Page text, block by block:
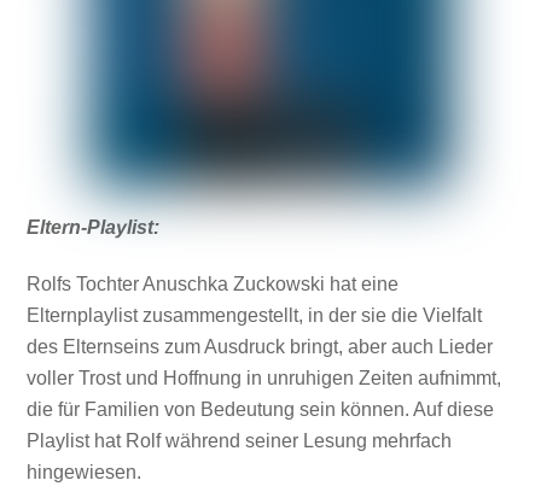
Eltern-Playlist:
Rolfs Tochter Anuschka Zuckowski hat eine
Elternplaylist zusammengestellt, in der sie die Vielfalt
des Elternseins zum Ausdruck bringt, aber auch Lieder
voller Trost und Hoffnung in unruhigen Zeiten aufnimmt,
die für Familien von Bedeutung sein können. Auf diese
Playlist hat Rolf während seiner Lesung mehrfach
hingewiesen.